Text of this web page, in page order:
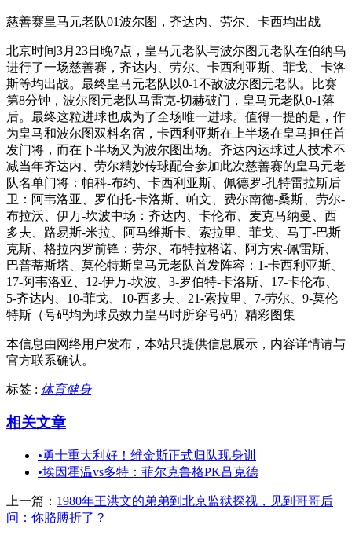
慈善赛皇马元老队01波尔图，齐达内、劳尔、卡西均出战
北京时间3月23日晚7点，皇马元老队与波尔图元老队在伯纳乌
进行了一场慈善赛，齐达内、劳尔、卡西利亚斯、菲戈、卡洛
斯等均出战。最终皇马元老队以0-1不敌波尔图元老队。比赛
第8分钟，波尔图元老队马雷克-切赫破门，皇马元老队0-1落
后。最终这粒进球也成为了全场唯一进球。值得一提的是，作
为皇马和波尔图双料名宿，卡西利亚斯在上半场在皇马担任首
发门将，而在下半场又为波尔图出场。齐达内运球过人技术不
减当年齐达内、劳尔精妙传球配合参加此次慈善赛的皇马元老
队名单门将：帕科-布约、卡西利亚斯、佩德罗-孔特雷拉斯后
卫：阿韦洛亚、罗伯托-卡洛斯、帕文、费尔南德-桑斯、劳尔-
布拉沃、伊万-坎波中场：齐达内、卡伦布、麦克马纳曼、西
多夫、路易斯-米拉、阿马维斯卡、索拉里、菲戈、马丁-巴斯
克斯、格拉内罗前锋：劳尔、布特拉格诺、阿方索-佩雷斯、
巴普蒂斯塔、莫伦特斯皇马元老队首发阵容：1-卡西利亚斯、
17-阿韦洛亚、12-伊万-坎波、3-罗伯特-卡洛斯、17-卡伦布、
5-齐达内、10-菲戈、10-西多夫、21-索拉里、7-劳尔、9-莫伦
特斯（号码均为球员效力皇马时所穿号码）精彩图集
本信息由网络用户发布， 本站只提供信息展示，内容详情请与
官方联系确认。
标签 : 体育健身
相关文章
•勇士重大利好！维金斯正式归队现身训
•埃因霍温vs多特：菲尔克鲁格PK吕克德
上一篇： 1980年王洪文的弟弟到北京监狱探视，见到哥哥后
问：你胳膊折了？